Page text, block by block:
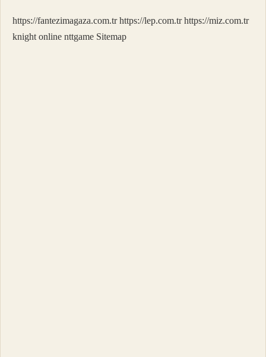
Yapıldı
https://fantezimagaza.com.tr https://lep.com.tr https://miz.com.tr
knight online nttgame Sitemap